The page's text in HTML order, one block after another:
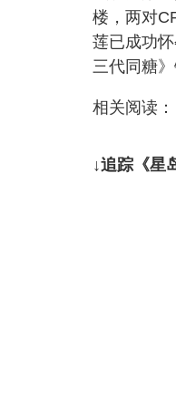
楼，两对
莲已成功
三代同糖》
相关阅读：
↓追踪《星